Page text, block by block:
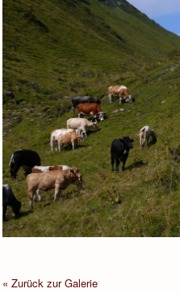
« Zurück zur Galerie